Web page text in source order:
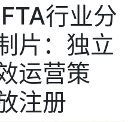
行业分
片：独立
运营策
注册